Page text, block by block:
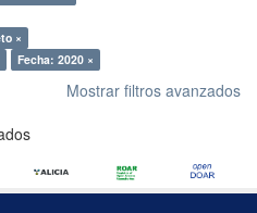
×
Fecha: 2020 ×
Mostrar filtros avanzados